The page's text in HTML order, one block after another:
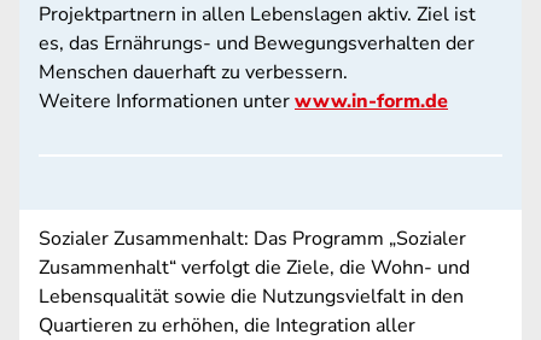
Projektpartnern in allen Lebenslagen aktiv. Ziel ist
es, das Ernährungs- und Bewegungsverhalten der
Menschen dauerhaft zu verbessern.
Weitere Informationen unterwww.in-form.de
Sozialer Zusammenhalt: Das Programm „Sozialer
Zusammenhalt“ verfolgt die Ziele, die Wohn- und
Lebensqualität sowie die Nutzungsvielfalt in den
Quartieren zu erhöhen, die Integration aller